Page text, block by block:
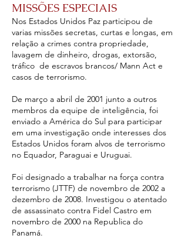
MISSÕES ESPECIAIS
Nos Estados Unidos Paz participou de
varias missões secretas, curtas e longas, em
relação a crimes contra propriedade,
lavagem de dinheiro, drogas, extorsão,
tráfico de escravos brancos/ Mann Act e
casos de terrorismo.
De março a abril de 2001 junto a outros
membros da equipe de inteligência, foi
enviado a América do Sul para participar
em uma investigação onde interesses dos
Estados Unidos foram alvos de terrorismo
no Equador, Paraguai e Uruguai.
Foi designado a trabalhar na força contra
terrorismo (JTTF) de novembro de 2002 a
dezembro de 2008. Investigou o atentado
de assassinato contra Fidel Castro em
novembro de 2000 na Republica do
Panamá.